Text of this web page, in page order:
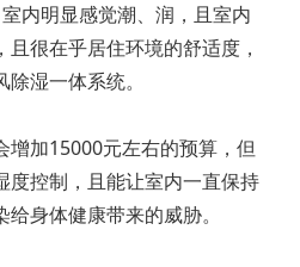
内明显感觉潮、润，且室内
很在乎居住环境的舒适度，
湿一体系统。
增加15000元左右的预算，但
度控制，且能让室内一直保持
身体健康带来的威胁。